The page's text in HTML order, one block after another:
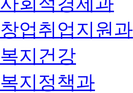
창업취업지원과
복지건강
복지정책과